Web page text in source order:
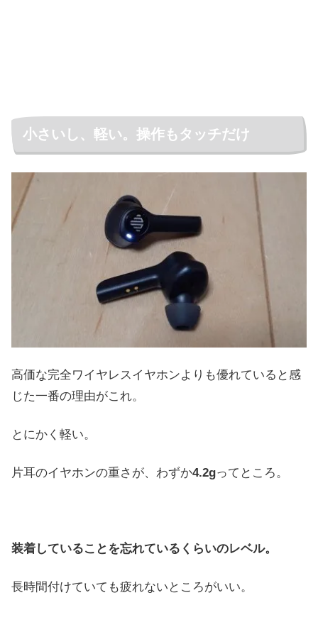
小さいし、軽い。操作もタッチだけ
高価な完全ワイヤレスイヤホンよりも優れていると感
じた一番の理由がこれ。
とにかく軽い。
片耳のイヤホンの重さが、わずか4.2gってところ。
装着していることを忘れているくらいのレベル。
長時間付けていても疲れないところがいい。